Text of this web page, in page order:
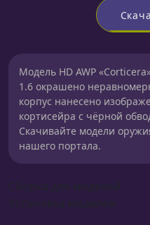
Модель HD AWP
1.6 окрашено
корпус нанесено
кортисейра с чёрной
Скачивайте модели
нашего портала.